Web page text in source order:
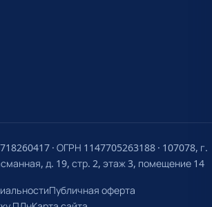
· ОГРН 1147705263188 · 107078, г.
д. 19, стр. 2, этаж 3, помещение 14
Публичная оферта